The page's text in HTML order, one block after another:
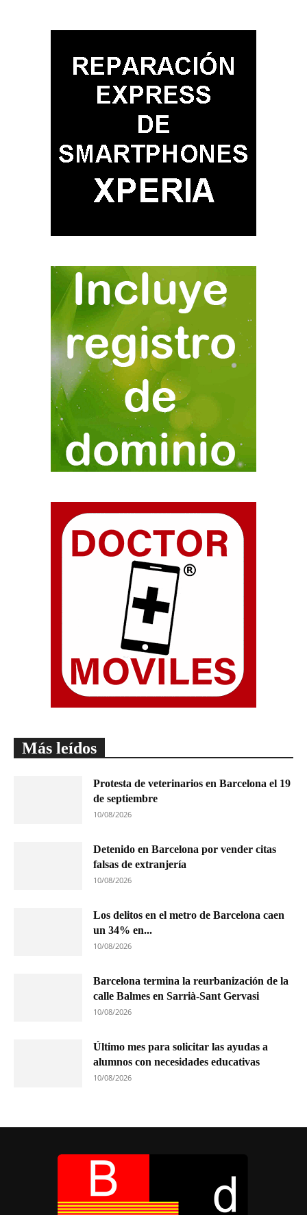
Más leídos
Protesta de veterinarios en Barcelona el 19
de septiembre
10/08/2026
Detenido en Barcelona por vender citas
falsas de extranjería
10/08/2026
Los delitos en el metro de Barcelona caen
un 34% en...
10/08/2026
Barcelona termina la reurbanización de la
calle Balmes en Sarrià-Sant Gervasi
10/08/2026
Último mes para solicitar las ayudas a
alumnos con necesidades educativas
10/08/2026